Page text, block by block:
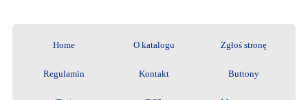
Home O katalogu Zgłoś stronę
Regulamin Kontakt Buttony